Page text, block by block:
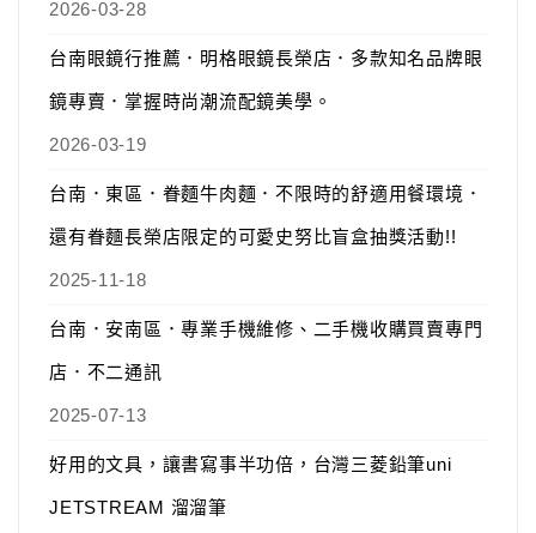
2026-03-28
台南眼鏡行推薦．明格眼鏡長榮店．多款知名品牌眼
鏡專賣．掌握時尚潮流配鏡美學。
2026-03-19
台南．東區．眷麵牛肉麵．不限時的舒適用餐環境．
還有眷麵長榮店限定的可愛史努比盲盒抽獎活動!!
2025-11-18
台南．安南區．專業手機維修、二手機收購買賣專門
店．不二通訊
2025-07-13
好用的文具，讓書寫事半功倍，台灣三菱鉛筆uni
JETSTREAM 溜溜筆